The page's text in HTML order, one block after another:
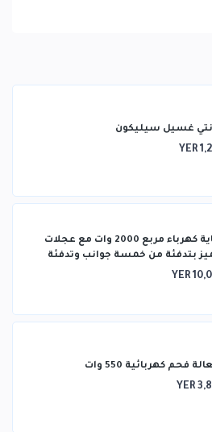
غسيل سيليكون
YER
دفاية كهرباء مربع 2000 وات مع عجلات
بتدفئة من خمسة جوانب وتدفئة
الأبعاد
YER
فحم كهربائية 550 وات
YER